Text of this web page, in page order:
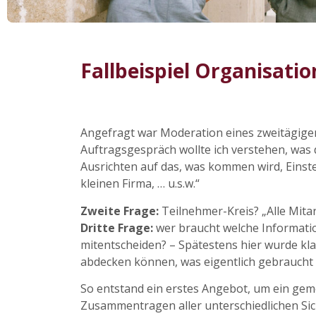
Fallbeispiel
Angefragt war Moderation eines
Auftragsgespräch wollte ich verstehen, was
Ausrichten auf das, was kommen wird,
kleinen Firma, … u.s.w.“
Zweite Frage: Teilnehmer-Kreis? „Alle
Dritte Frage:wer braucht welche
mitentscheiden? – Spätestens hier wurde
abdecken können, was eigentlich gebraucht
So entstand ein erstes Angebot, um ein
Zusammentragen aller unterschiedlichen